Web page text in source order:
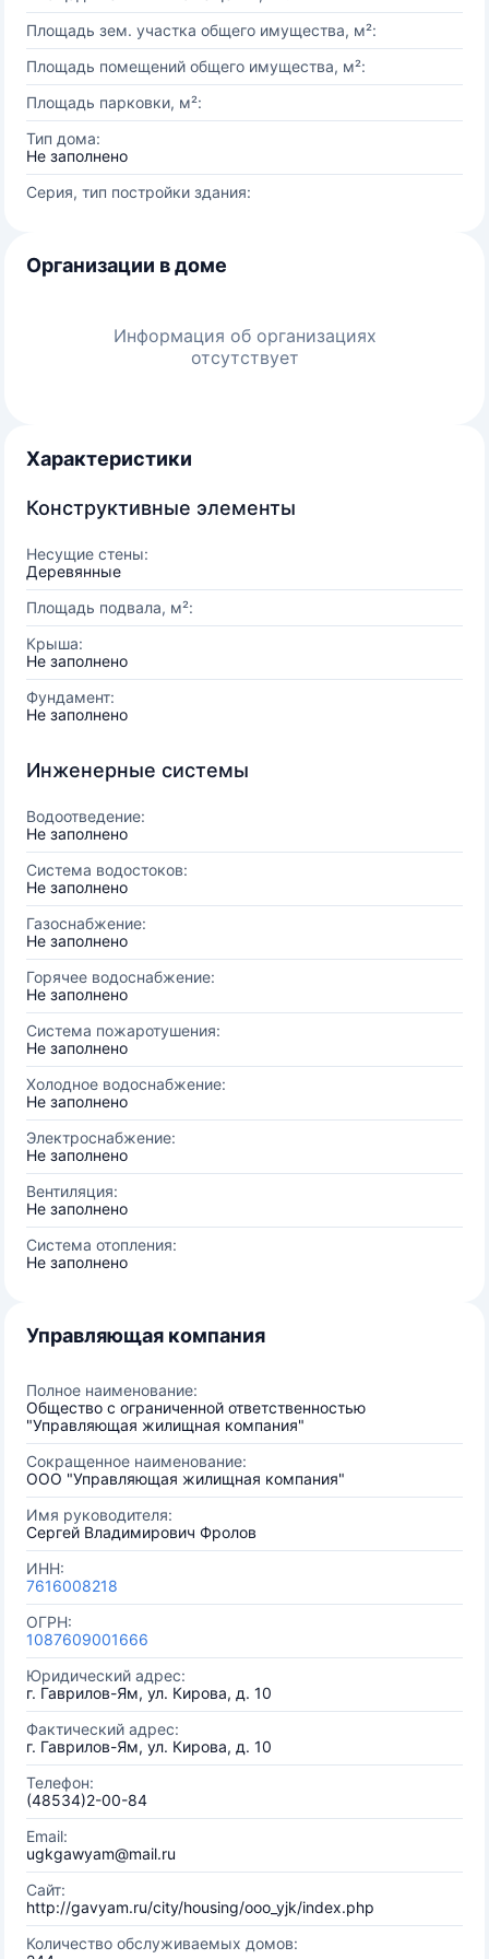
Площадь зем. участка общего имущества, м²:
Площадь помещений общего имущества, м²:
Площадь парковки, м²:
Тип дома:
Не заполнено
Серия, тип постройки здания:
Организации в доме
Информация об организациях
отсутствует
Характеристики
Конструктивные элементы
Несущие стены:
Деревянные
Площадь подвала, м²:
Крыша:
Не заполнено
Фундамент:
Не заполнено
Инженерные системы
Водоотведение:
Не заполнено
Система водостоков:
Не заполнено
Газоснабжение:
Не заполнено
Горячее водоснабжение:
Не заполнено
Система пожаротушения:
Не заполнено
Холодное водоснабжение:
Не заполнено
Электроснабжение:
Не заполнено
Вентиляция:
Не заполнено
Система отопления:
Не заполнено
Управляющая компания
Полное наименование:
Общество с ограниченной ответственностью
"Управляющая жилищная компания"
Сокращенное наименование:
ООО "Управляющая жилищная компания"
Имя руководителя:
Сергей Владимирович Фролов
ИНН:
7616008218
ОГРН:
1087609001666
Юридический адрес:
г. Гаврилов-Ям, ул. Кирова, д. 10
Фактический адрес:
г. Гаврилов-Ям, ул. Кирова, д. 10
Телефон:
(48534)2-00-84
Email:
ugkgawyam@mail.ru
Сайт:
http://gavyam.ru/city/housing/ooo_yjk/index.php
Количество обслуживаемых домов: